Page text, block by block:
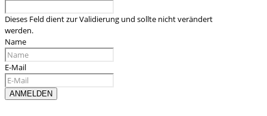
Dieses Feld dient zur Validierung und sollte nicht verändert
werden.
Name
E-Mail